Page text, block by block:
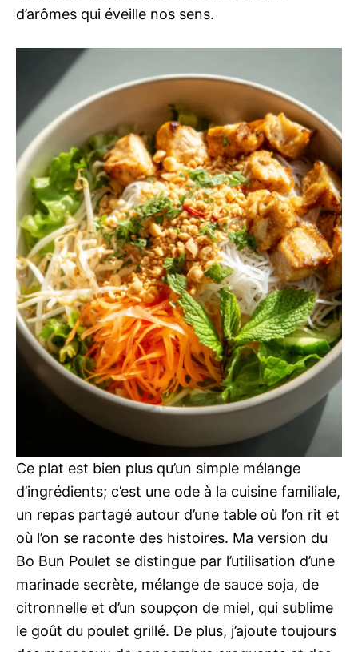
d’arômes qui éveille nos sens.
Ce plat est bien plus qu’un simple mélange
d’ingrédients; c’est une ode à la cuisine familiale,
un repas partagé autour d’une table où l’on rit et
où l’on se raconte des histoires. Ma version du
Bo Bun Poulet se distingue par l’utilisation d’une
marinade secrète, mélange de sauce soja, de
citronnelle et d’un soupçon de miel, qui sublime
le goût du poulet grillé. De plus, j’ajoute toujours